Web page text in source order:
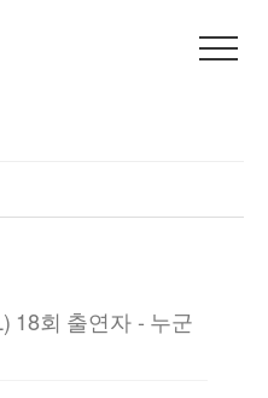
18회 출연자 - 누군